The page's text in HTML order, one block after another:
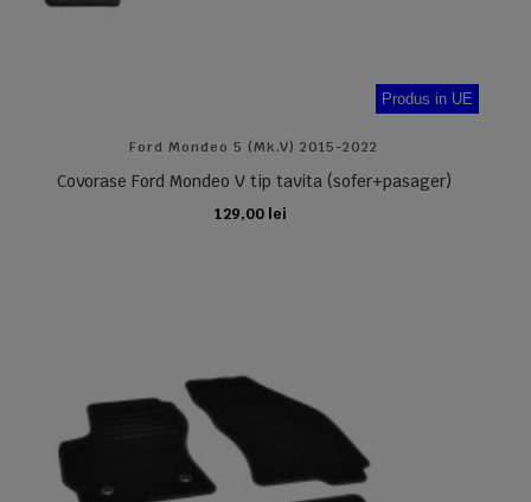
Produs in UE
Ford Mondeo 5 (Mk.V) 2015-2022
Covorase Ford Mondeo V tip tavita (sofer+pasager)
129,00 lei
ADAUGA IN COS